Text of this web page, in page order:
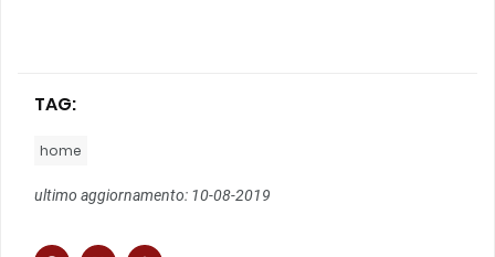
TAG:
home
ultimo aggiornamento: 10-08-2019